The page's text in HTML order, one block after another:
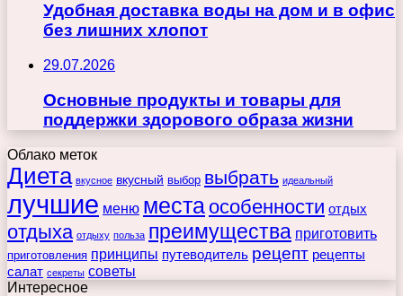
Удобная доставка воды на дом и в офис
без лишних хлопот
29.07.2026
Основные продукты и товары для
поддержки здорового образа жизни
Облако меток
Диета вкусное вкусный выбор выбрать идеальный
лучшие меню места особенности отдых
отдыха отдыху польза преимущества приготовить
приготовления принципы путеводитель рецепт рецепты
салат секреты советы
Интересное